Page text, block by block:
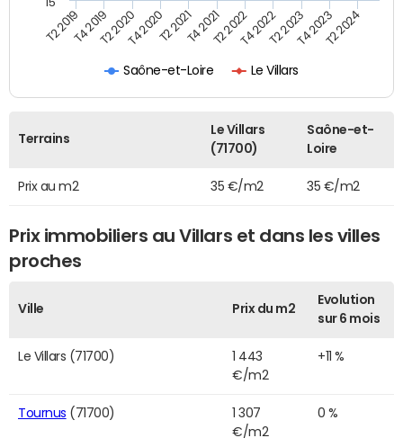
Saône-et-Loire Le Villars
T2 2019T4 2019T2 2020T4 2020T2 2021T4 2021T2 2022T4 2022T2 2023T4 2023T2 2024
Terrains
Le Villars
(71700)
Saône-et-
Loire
Prix au m2 35 €/m2 35 €/m2
Prix immobiliers au Villars et dans les villes
proches
Ville Prix du m2
Evolution
sur 6 mois
Le Villars (71700)
1 443
€/m2
+11 %
Tournus (71700)
1 307
€/m2
0 %